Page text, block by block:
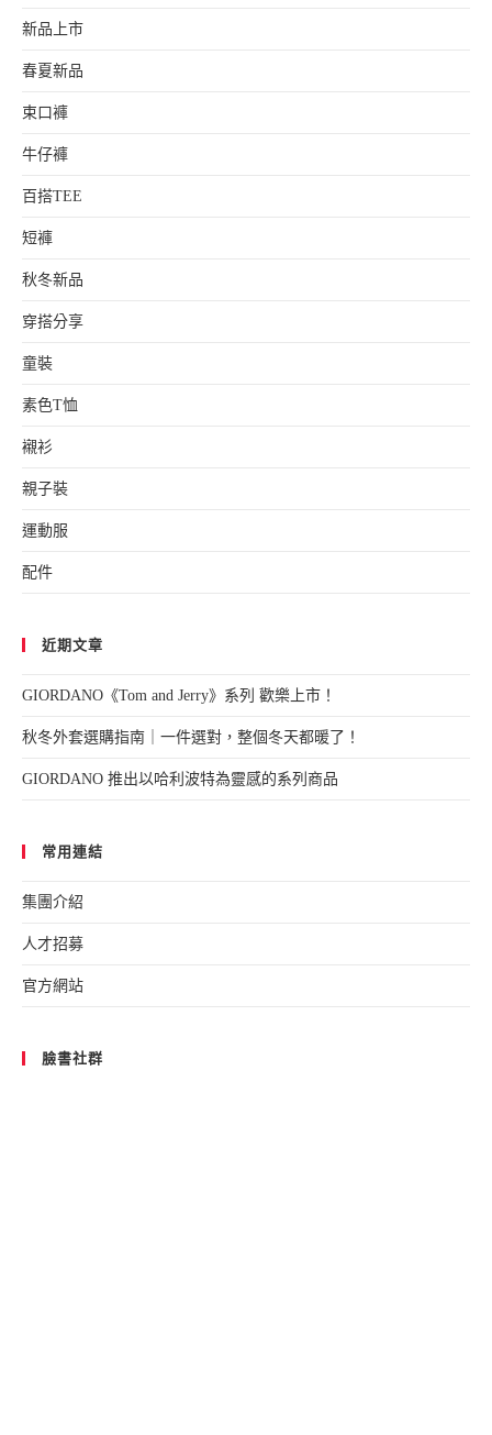
新品上市
春夏新品
束口褲
牛仔褲
百搭TEE
短褲
秋冬新品
穿搭分享
童裝
素色T恤
襯衫
親子裝
運動服
配件
近期文章
GIORDANO《Tom and Jerry》系列 歡樂上市！
秋冬外套選購指南｜一件選對，整個冬天都暖了！
GIORDANO 推出以哈利波特為靈感的系列商品
常用連結
集團介紹
人才招募
官方網站
臉書社群